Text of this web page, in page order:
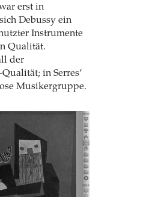
erst in
Debussy ein
Instrumente
Qualität.
der
in Serres’
Musikergruppe.